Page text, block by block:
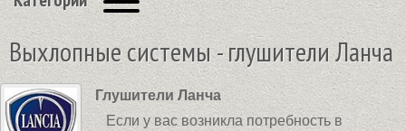
Выхлопные системы - глушители Ланча
Глушители Ланча
Если у вас возникла потребность в